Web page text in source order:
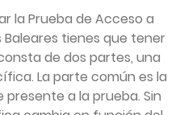
la Prueba de Acceso a
Baleares tienes que tener
de dos partes, una
La parte común es la
a la prueba. Sin